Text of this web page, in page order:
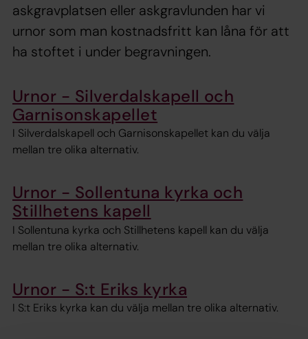
askgravplatsen eller askgravlunden har vi
urnor som man kostnadsfritt kan låna för att
ha stoftet i under begravningen.
Urnor - Silverdalskapell och
Garnisonskapellet
I Silverdalskapell och Garnisonskapellet kan du välja
mellan tre olika alternativ.
Urnor - Sollentuna kyrka och
Stillhetens kapell
I Sollentuna kyrka och Stillhetens kapell kan du välja
mellan tre olika alternativ.
Urnor - S:t Eriks kyrka
I S:t Eriks kyrka kan du välja mellan tre olika alternativ.